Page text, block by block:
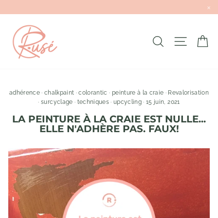
×
contenu
adhérence· chalkpaint ·colorantic · peinture à la craie · Revalorisation
·surcyclage · techniques·upcycling ·15 juin, 2021
LA PEINTURE À LA CRAIE EST NULLE...
ELLE N'ADHÈRE PAS. FAUX!